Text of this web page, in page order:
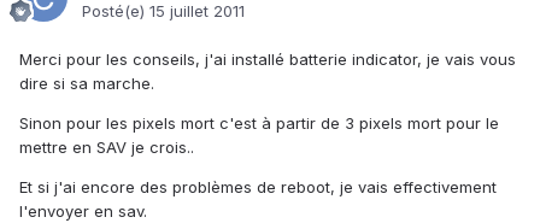
Posté(e) 15 juillet 2011
Merci pour les conseils, j'ai installé batterie indicator, je vais vous
dire si sa marche.
Sinon pour les pixels mort c'est à partir de 3 pixels mort pour le
mettre en SAV je crois..
Et si j'ai encore des problèmes de reboot, je vais effectivement
l'envoyer en sav.